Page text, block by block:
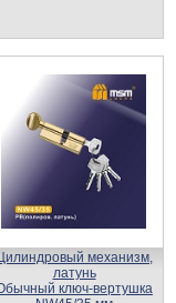
Замок врезной ML55P
Розничная цена: